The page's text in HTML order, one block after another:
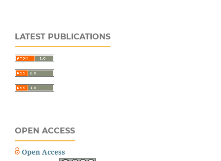
LATEST PUBLICATIONS
OPEN ACCESS
Open Access